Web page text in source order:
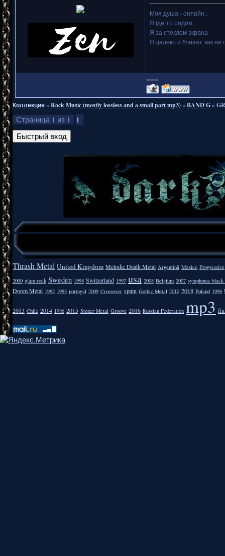
Моя душа - онлайн..
Я где-то рядом,
Я за стеклом экрана
Я далеко и близко, как ни
===
Коллекция»Rock Music (mostly lossless and a small part mp3)»BAND G»
Страница 1 из 1 1
Thrash Metal United Kingdom Melodic Death Metal Argentīnā Mexico Progressive
2000 glam rock Sweden 1998 Switzerland 1997 usa 2008 Belgium 2007 symphonic
Doom Metal 1992 1993 portugal 2009 Crossover spain Gothic Metal 2010 2018 Poland 1996
2013 Chile 2014 1986 2015 Stoner Metal Groove 2016 Russian Federation mp3